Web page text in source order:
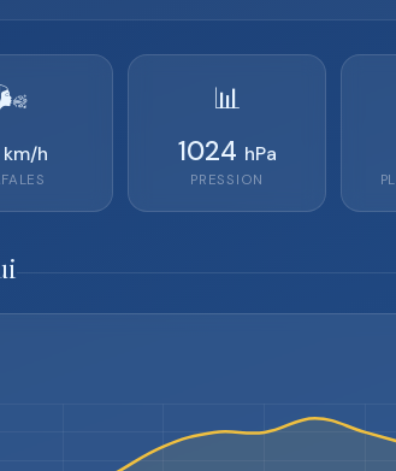
🌬️
km/h
📊
1024 hPa
PRESSION